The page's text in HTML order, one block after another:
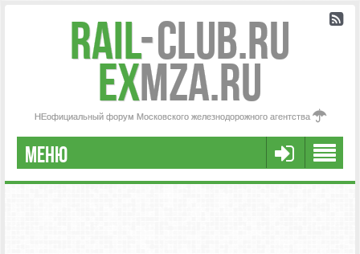
Rail-Club.RU
exMZA.RU
НЕофициальный форум Московского железнодорожного агентства
МЕНЮ
РЕГИСТРАЦИЯ